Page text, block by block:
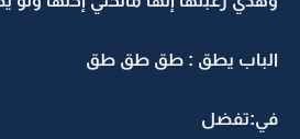
الباب يطق : طق طق طق
في:تفضل